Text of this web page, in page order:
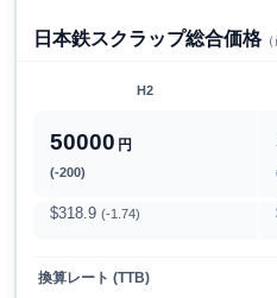
日本鉄スクラップ総合価格（
H2
50000 円
(-200)
$318.9 (-1.74)
換算レート (TTB)